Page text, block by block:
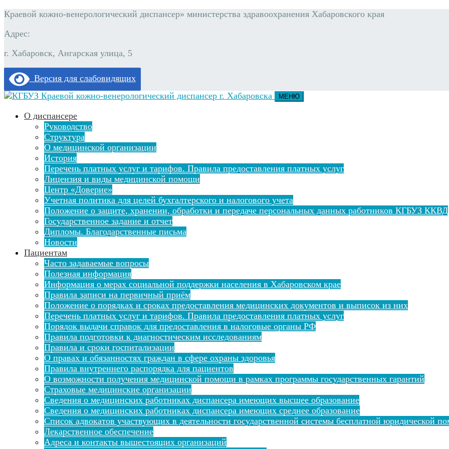
Краевой кожно-венерологический диспансер» министерства здравоохранения Хабаровского края
Адрес:
г. Хабаровск, Ангарская улица, 5
Версия для слабовидящих
МЕНЮ
О диспансере
Руководство
Структура
О медицинской организации
История
Перечень платных услуг и тарифов. Правила предоставления платных услуг
Лицензия и виды медицинской помощи
Центр «Доверие»
Учетная политика для целей бухгалтерского и налогового учета
Положение о защите, хранении, обработки и передаче персональных данных работников КГБУЗ ККВД
Государственное задание и отчет
Дипломы. Благодарственные письма
Новости
Пациентам
Часто задаваемые вопросы
Полезная информация
Информация о мерах социальной поддержки населения в Хабаровском крае
Правила записи на первичный приём
Положение о порядках и сроках предоставления медицинских документов и выписок из них
Перечень платных услуг и тарифов. Правила предоставления платных услуг
Порядок выдачи справок для предоставления в налоговые органы РФ
Правила подготовки к диагностическим исследованиям
Правила и сроки госпитализации
О правах и обязанностях граждан в сфере охраны здоровья
Правила внутреннего распорядка для пациентов
О возможности получения медицинской помощи в рамках программы государственных гарантий
Страховые медицинские организации
Сведения о медицинских работниках диспансера имеющих высшее образование
Сведения о медицинских работниках диспансера имеющих среднее образование
Список адвокатов участвующих в деятельности государственной системы бесплатной юридической
Лекарственное обеспечение
Адреса и контакты вышестоящих организаций